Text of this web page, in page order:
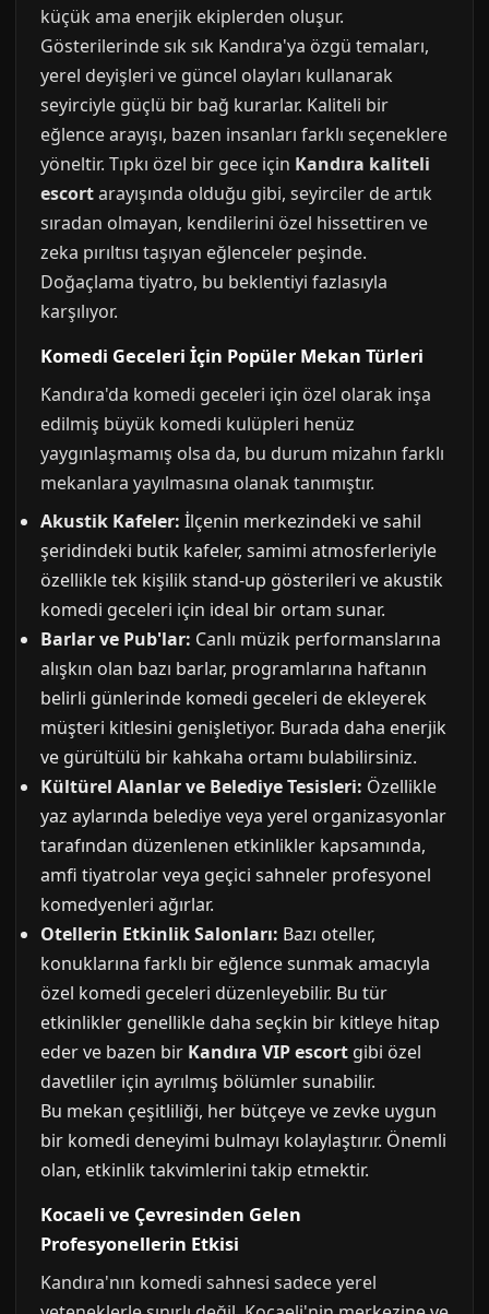
küçük ama enerjik ekiplerden oluşur.
Gösterilerinde sık sık Kandıra'ya özgü temaları,
yerel deyişleri ve güncel olayları kullanarak
seyirciyle güçlü bir bağ kurarlar. Kaliteli bir
eğlence arayışı, bazen insanları farklı seçeneklere
yöneltir. Tıpkı özel bir gece için Kandıra kaliteli
escortarayışında olduğu gibi, seyirciler de artık
sıradan olmayan, kendilerini özel hissettiren ve
zeka pırıltısı taşıyan eğlenceler peşinde.
Doğaçlama tiyatro, bu beklentiyi fazlasıyla
karşılıyor.
Komedi Geceleri İçin Popüler Mekan Türleri
Kandıra'da komedi geceleri için özel olarak inşa
edilmiş büyük komedi kulüpleri henüz
yaygınlaşmamış olsa da, bu durum mizahın farklı
mekanlara yayılmasına olanak tanımıştır.
Akustik Kafeler: İlçenin merkezindeki ve sahil
şeridindeki butik kafeler, samimi atmosferleriyle
özellikle tek kişilik stand-up gösterileri ve akustik
komedi geceleri için ideal bir ortam sunar.
Barlar ve Pub'lar: Canlı müzik performanslarına
alışkın olan bazı barlar, programlarına haftanın
belirli günlerinde komedi geceleri de ekleyerek
müşteri kitlesini genişletiyor. Burada daha enerjik
ve gürültülü bir kahkaha ortamı bulabilirsiniz.
Kültürel Alanlar ve Belediye Tesisleri: Özellikle
yaz aylarında belediye veya yerel organizasyonlar
tarafından düzenlenen etkinlikler kapsamında,
amfi tiyatrolar veya geçici sahneler profesyonel
komedyenleri ağırlar.
Otellerin Etkinlik Salonları: Bazı oteller,
konuklarına farklı bir eğlence sunmak amacıyla
özel komedi geceleri düzenleyebilir. Bu tür
etkinlikler genellikle daha seçkin bir kitleye hitap
eder ve bazen bir Kandıra VIP escort gibi özel
davetliler için ayrılmış bölümler sunabilir.
Bu mekan çeşitliliği, her bütçeye ve zevke uygun
bir komedi deneyimi bulmayı kolaylaştırır. Önemli
olan, etkinlik takvimlerini takip etmektir.
Kocaeli ve Çevresinden Gelen
Profesyonellerin Etkisi
Kandıra'nın komedi sahnesi sadece yerel